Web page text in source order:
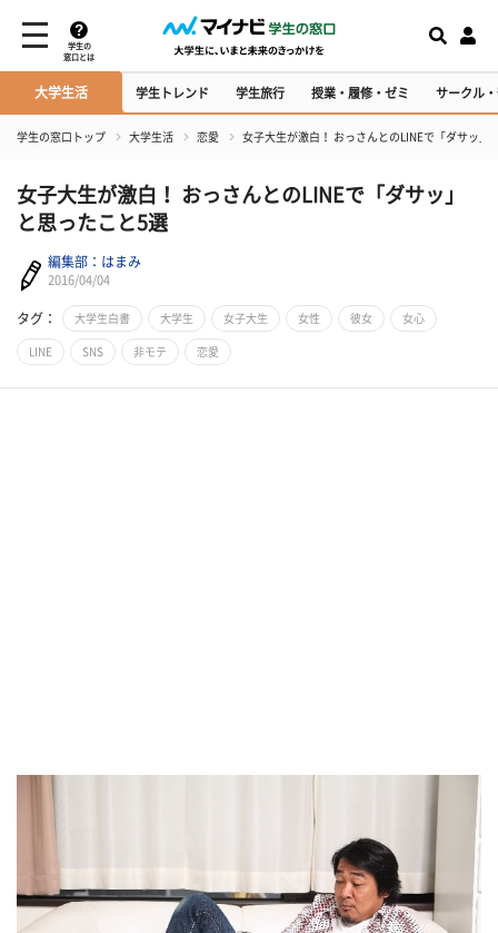
学生の
窓口とは
大学生活 学生トレンド 学生旅行 授業・履修・ゼミ サークル
学生の窓口トップ 大学生活 恋愛 女子大生が激白！ おっさんとのLINEで「ダサッ」
女子大生が激白！ おっさんとのLINEで「ダサッ」
と思ったこと5選
編集部：はまみ
2016/04/04
タグ： 大学生白書 大学生 女子大生 女性 彼女 女心
LINE SNS 非モテ 恋愛